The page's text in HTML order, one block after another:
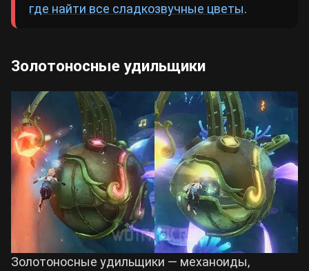
где найти все сладкозвучные цветы.
Золотоносные удильщики
Золотоносные удильщики — механоиды,